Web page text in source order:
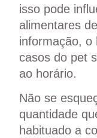
isso pode
alimentares
informação, o
casos do pet
ao horário.
Não se
quantidade
habituado a